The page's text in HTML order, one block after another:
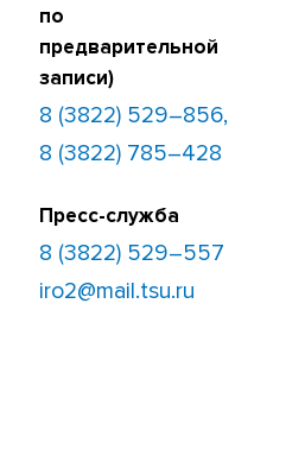
по
предварительной
записи)
8 (3822) 529–856,
8 (3822) 785–428
Пресс-служба
8 (3822) 529–557
iro2@mail.tsu.ru